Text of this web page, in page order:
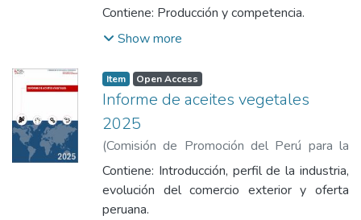
Exportación y el Turismo,2025)Comisión
y el Turismo
Contiene: Producción y competencia.
Show more
Item Open Access
Informe de aceites vegetales
2025
(Comisión de Promoción del Perú para la
Exportación y el Turismo,2025) Comisión
de Promoción del Perú para la Exportación
y el Turismo
Contiene: Introducción, perfil de la industria,
evolución del comercio exterior y oferta
peruana.